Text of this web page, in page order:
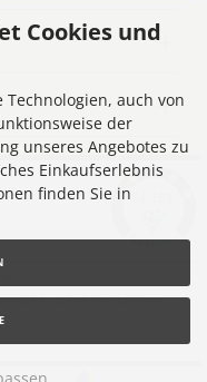
Cookies und
auch von
der
unseres Angebotes zu
Einkaufserlebnis
finden Sie in